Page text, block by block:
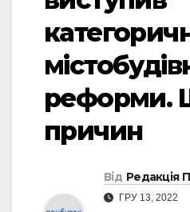
реформи.
причин
Від Редакція
ГРУ 13, 2022